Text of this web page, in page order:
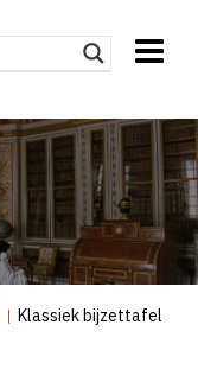
| Klassiek bijzettafel